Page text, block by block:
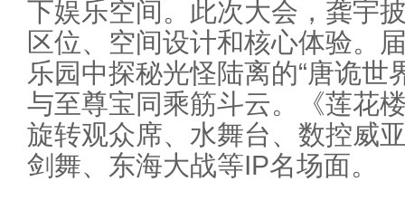
下娱乐空间。此次大会，龚宇
区位、空间设计和核心体验。
乐园中探秘光怪陆离的“唐诡世
与至尊宝同乘筋斗云。《莲花
旋转观众席、水舞台、数控威
剑舞、东海大战等IP名场面。